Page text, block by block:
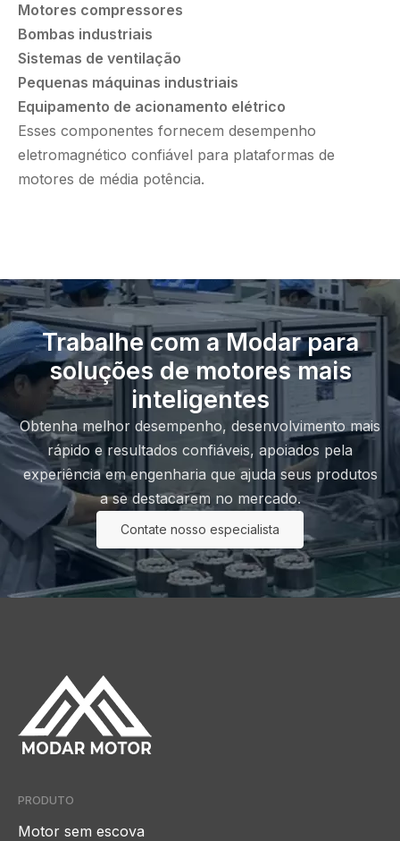
Motores compressores
Bombas industriais
Sistemas de ventilação
Pequenas máquinas industriais
Equipamento de acionamento elétrico
Esses componentes fornecem desempenho
eletromagnético confiável para plataformas de
motores de média potência.
Trabalhe com a Modar para
soluções de motores mais
inteligentes
Obtenha melhor desempenho, desenvolvimento mais
rápido e resultados confiáveis, apoiados pela
experiência em engenharia que ajuda seus produtos
a se destacarem no mercado.
Contate nosso especialista
PRODUTO
Motor sem escova